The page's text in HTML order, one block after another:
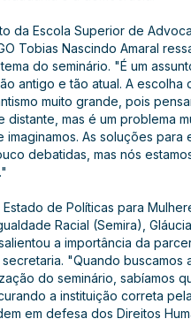
da Escola Superior de
Tobias Nascindo Amaral
do seminário. "É um
antigo e tão atual. A escolha
muito grande, pois
distante, mas é um problema
As soluções para
debatidas, mas nós
de Políticas para
Racial (Semira), Gláucia
a importância da
"Quando buscamos
do seminário, sabíamos
a instituição correta
em defesa dos Direitos